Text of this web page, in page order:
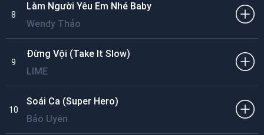
8
Làm Người Yêu Em Nhé Baby
Wendy Thảo
9
Đừng Vội (Take It Slow)
LIME
10
Soái Ca (Super Hero)
Bảo Uyên